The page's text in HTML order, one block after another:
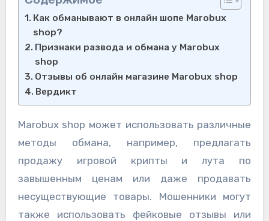
Как обманывают в онлайн шопе Marobux
shop?
Признаки развода и обмана у Marobux
shop
Отзывы об онлайн магазине Marobux shop
Вердикт
Marobux shop может использовать различные
методы обмана, например, предлагать
продажу игровой крипты и лута по
завышенным ценам или даже продавать
несуществующие товары. Мошенники могут
также использовать фейковые отзывы или